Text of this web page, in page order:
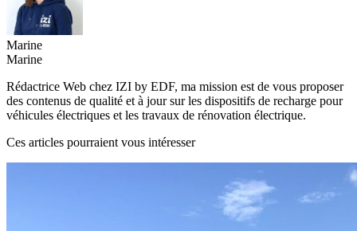
Marine
Marine
Rédactrice Web chez IZI by EDF, ma mission est de vous proposer
des contenus de qualité et à jour sur les dispositifs de recharge pour
véhicules électriques et les travaux de rénovation électrique.
Ces articles pourraient vous intéresser